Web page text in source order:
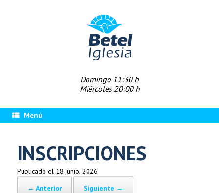
Domingo 11:30 h
Miércoles 20:00 h
Menú
INSCRIPCIONES
Publicado el 18 junio, 2026
← Anterior
Siguiente →